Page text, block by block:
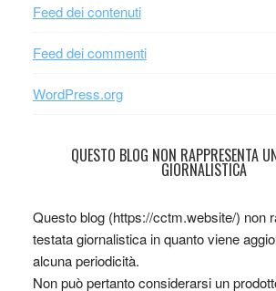
Feed dei contenuti
Feed dei commenti
WordPress.org
QUESTO BLOG NON RAPPRESENTA
GIORNALISTICA
Questo blog (https://cctm.website/) non
testata giornalistica in quanto viene
alcuna periodicità.
Non può pertanto considerarsi un